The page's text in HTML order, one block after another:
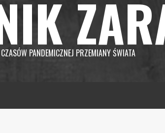
PANDEMICZNEJ PRZEMIANY ŚWIATA